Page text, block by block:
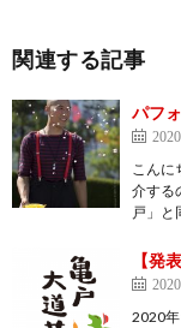
関連する記事
パフ
こんに
介する
戸」
【発
2020